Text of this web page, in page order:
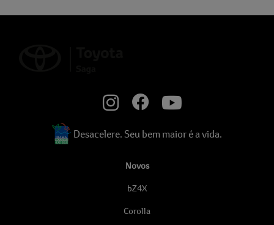
Desacelere. Seu bem maior é a vida.
Novos
bZ4X
Corolla